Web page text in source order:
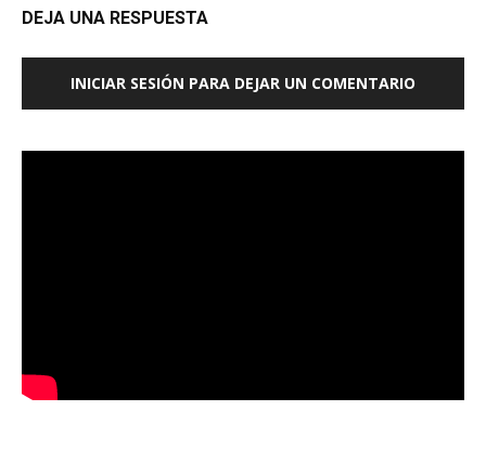
DEJA UNA RESPUESTA
INICIAR SESIÓN PARA DEJAR UN COMENTARIO